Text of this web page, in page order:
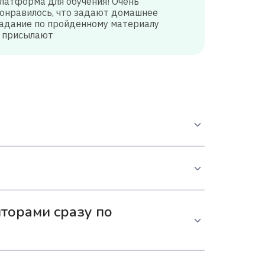
что задают домашнее
по пройденному материалу
присылают
сразу по